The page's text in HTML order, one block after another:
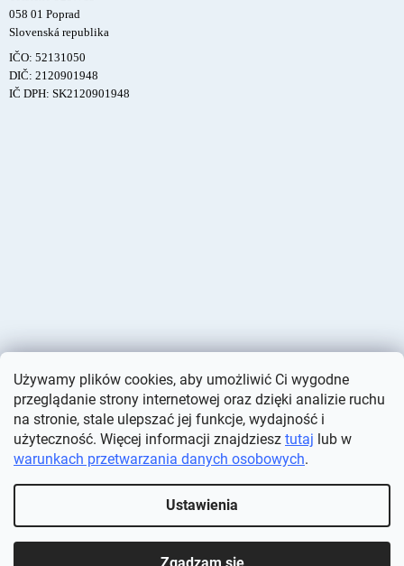
Używamy plików cookies, aby umożliwić Ci wygodne
przeglądanie strony internetowej oraz dzięki analizie ruchu
na stronie, stale ulepszać jej funkcje, wydajność i
użyteczność. Więcej informacji znajdziesz tutaj lub w
warunkach przetwarzania danych osobowych.
Ustawienia
058 01 Poprad
Slovenská republika
IČO: 52131050
DIČ: 2120901948
IČ DPH: SK2120901948